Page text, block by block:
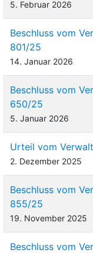
5. Februar 2026
Beschluss vom
801/25
14. Januar 2026
Beschluss vom
650/25
5. Januar 2026
Urteil vom
2. Dezember 2025
Beschluss vom
855/25
19. November 2025
Beschluss vom